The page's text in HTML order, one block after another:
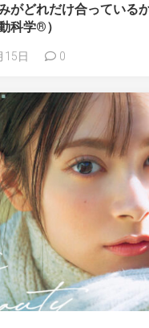
がどれだけ合っている
科学®）
15日 0